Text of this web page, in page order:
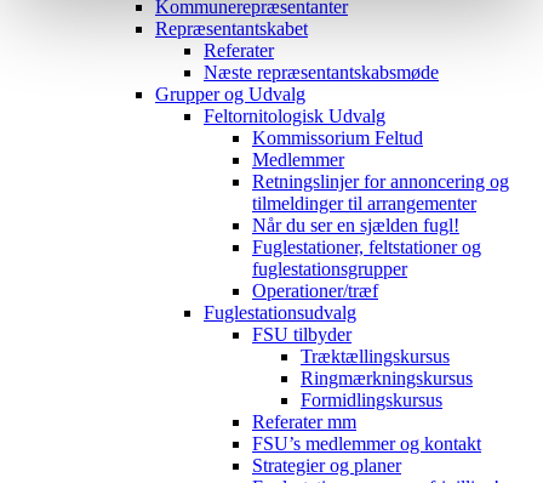
Kommunerepræsentanter
Repræsentantskabet
Referater
Næste repræsentantskabsmøde
Grupper og Udvalg
Feltornitologisk Udvalg
Kommissorium Feltud
Medlemmer
Retningslinjer for annoncering og
tilmeldinger til arrangementer
Når du ser en sjælden fugl!
Fuglestationer, feltstationer og
fuglestationsgrupper
Operationer/træf
Fuglestationsudvalg
FSU tilbyder
Træktællingskursus
Ringmærkningskursus
Formidlingskursus
Referater mm
FSU’s medlemmer og kontakt
Strategier og planer